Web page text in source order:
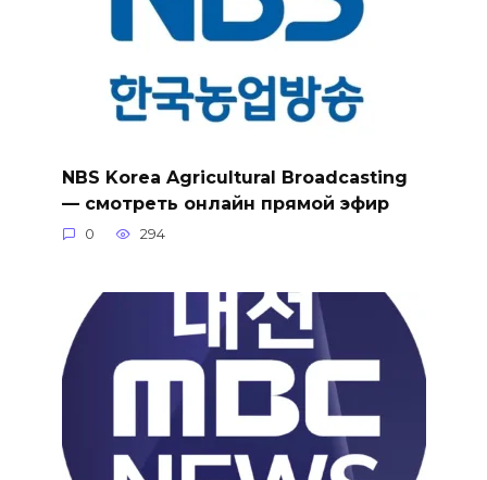
NBS Korea Agricultural Broadcasting
— смотреть онлайн прямой эфир
0 294